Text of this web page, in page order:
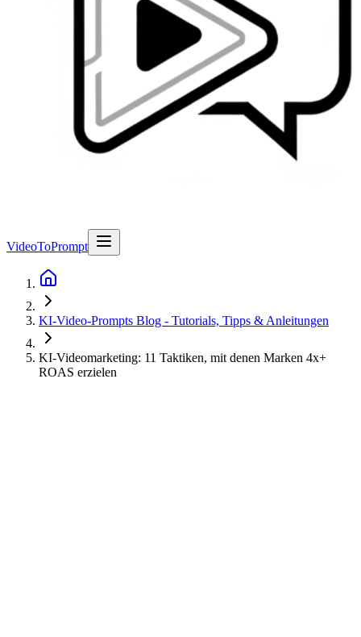
VideoToPrompt
KI-Video-Prompts Blog - Tutorials, Tipps & Anleitungen
KI-Videomarketing: 11 Taktiken, mit denen Marken 4x+
ROAS erzielen